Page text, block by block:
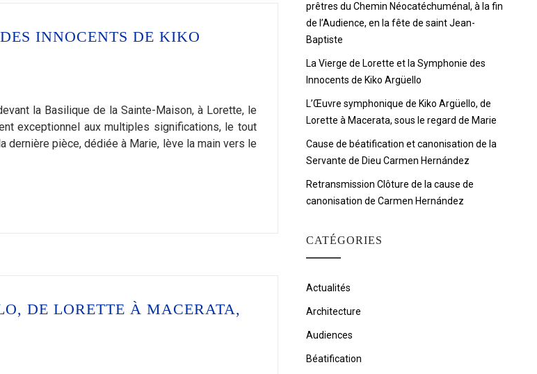
INNOCENTS DE KIKO
la Basilique de la Sainte-Maison, à Lorette, le
exceptionnel aux multiples significations, le tout
dernière pièce, dédiée à Marie, lève la main vers le
DE LORETTE À MACERATA,
prêtres du Chemin Néocatéchuménal, à la fin
de l’Audience, en la fête de saint Jean-
Baptiste
La Vierge de Lorette et la Symphonie des
Innocents de Kiko Argüello
L’Œuvre symphonique de Kiko Argüello, de
Lorette à Macerata, sous le regard de Marie
Cause de béatification et canonisation de la
Servante de Dieu Carmen Hernández
Retransmission Clôture de la cause de
canonisation de Carmen Hernández
CATÉGORIES
Actualités
Architecture
Audiences
Béatification